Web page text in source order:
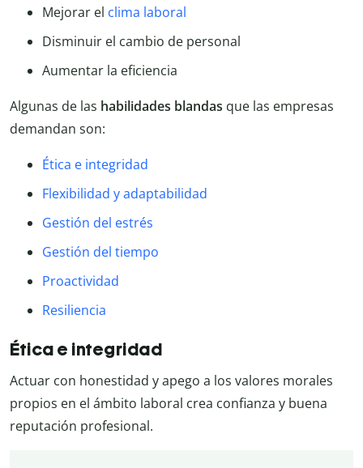
Mejorar el clima laboral
Disminuir el cambio de personal
Aumentar la eficiencia
Algunas de las habilidades blandas que las empresas
demandan son:
Ética e integridad
Flexibilidad y adaptabilidad
Gestión del estrés
Gestión del tiempo
Proactividad
Resiliencia
Ética e integridad
Actuar con honestidad y apego a los valores morales
propios en el ámbito laboral crea confianza y buena
reputación profesional.